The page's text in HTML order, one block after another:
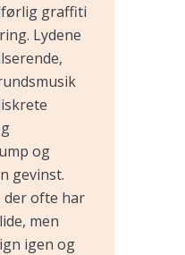
graffiti
Lydene
og
gevinst.
der ofte har
men
igen og